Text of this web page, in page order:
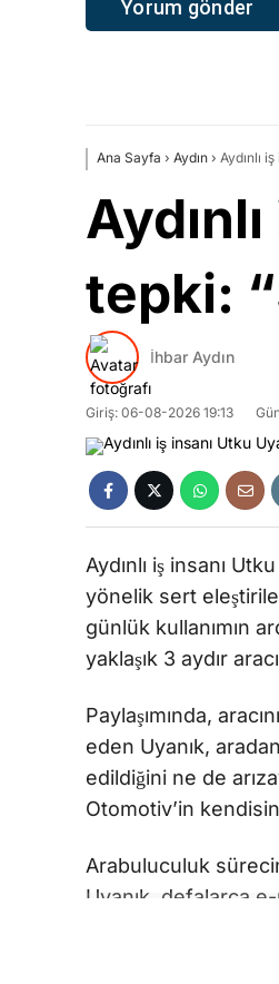
Ana Sayfa › Aydın › Aydınlı
tepki:
İhbar Aydın
Giriş: 06-08-2026 19:13
Aydınlı iş insanı
yönelik sert
günlük kullanımın
yaklaşık 3 aydır
Paylaşımında,
eden Uyanık,
edildiğini ne de
Otomotiv’in
Arabuluculuk
Uyanık, defalarca